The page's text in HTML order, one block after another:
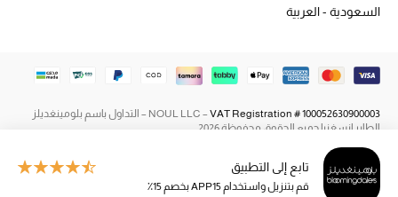
العطور
مكتشف العطور
المكياج تابع إلى التطبيق
قم بتنزيل واستخدام APP15 بخصم 15٪
السعودية - العربية
NOUL LLC –VAT Registration # 100052630900003
– التداول باسم بلومينغديلز
الطاير إنسغنيا جميع الحقوق محفوظة 2026